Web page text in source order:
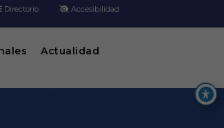
Directorio Accesibilidad
Actualidad